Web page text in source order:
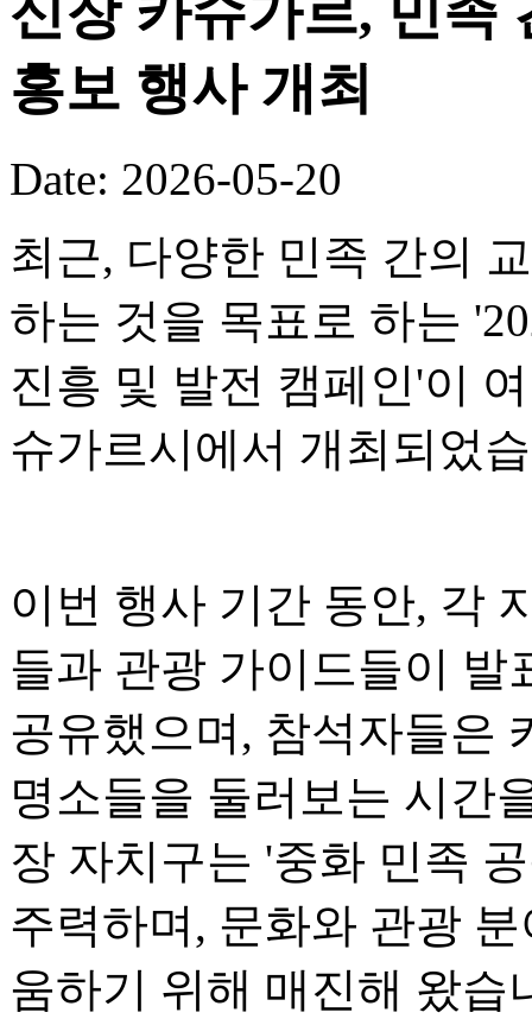
신장 카슈가르, 민족
홍보 행사 개최
Date: 2026-05-20
최근, 다양한 민족 간의
하는 것을 목표로 하는
진흥 및 발전 캠페인'이
슈가르시에서 개최되었
이번 행사 기간 동안, 각
들과 관광 가이드들이 발
공유했으며, 참석자들은
명소들을 둘러보는 시간
장 자치구는 '중화 민족
주력하며, 문화와 관광
움하기 위해 매진해 왔습